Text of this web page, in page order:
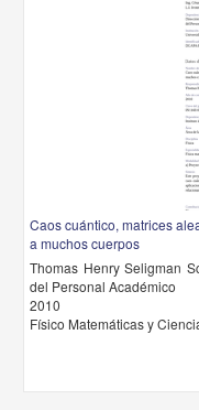
Caos cuántico, matrices
a muchos cuerpos
Thomas Henry Seligman
del Personal Académico
2010
Físico Matemáticas y